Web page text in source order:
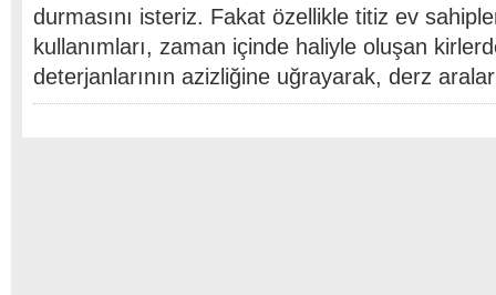
durmasını isteriz. Fakat özellikle titiz ev
kullanımları, zaman içinde haliyle oluşan
deterjanlarının azizliğine uğrayarak, derz